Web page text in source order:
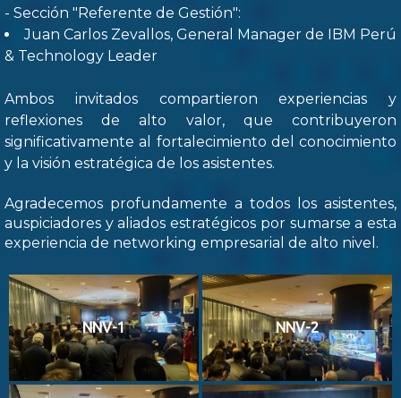
- Sección "Referente de Gestión":
Juan Carlos Zevallos, General Manager de IBM Perú
& Technology Leader
Ambos invitados compartieron experiencias y
reflexiones de alto valor, que contribuyeron
significativamente al fortalecimiento del conocimiento
y la visión estratégica de los asistentes.
Agradecemos profundamente a todos los asistentes,
auspiciadores y aliados estratégicos por sumarse a esta
experiencia de networking empresarial de alto nivel.
NNV-1 NNV-2